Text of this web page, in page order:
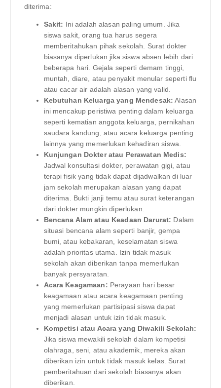
diterima:
Sakit: Ini adalah alasan paling umum. Jika
siswa sakit, orang tua harus segera
memberitahukan pihak sekolah. Surat dokter
biasanya diperlukan jika siswa absen lebih dari
beberapa hari. Gejala seperti demam tinggi,
muntah, diare, atau penyakit menular seperti flu
atau cacar air adalah alasan yang valid.
Kebutuhan Keluarga yang Mendesak: Alasan
ini mencakup peristiwa penting dalam keluarga
seperti kematian anggota keluarga, pernikahan
saudara kandung, atau acara keluarga penting
lainnya yang memerlukan kehadiran siswa.
Kunjungan Dokter atau Perawatan Medis:
Jadwal konsultasi dokter, perawatan gigi, atau
terapi fisik yang tidak dapat dijadwalkan di luar
jam sekolah merupakan alasan yang dapat
diterima. Bukti janji temu atau surat keterangan
dari dokter mungkin diperlukan.
Bencana Alam atau Keadaan Darurat: Dalam
situasi bencana alam seperti banjir, gempa
bumi, atau kebakaran, keselamatan siswa
adalah prioritas utama. Izin tidak masuk
sekolah akan diberikan tanpa memerlukan
banyak persyaratan.
Acara Keagamaan: Perayaan hari besar
keagamaan atau acara keagamaan penting
yang memerlukan partisipasi siswa dapat
menjadi alasan untuk izin tidak masuk.
Kompetisi atau Acara yang Diwakili Sekolah:
Jika siswa mewakili sekolah dalam kompetisi
olahraga, seni, atau akademik, mereka akan
diberikan izin untuk tidak masuk kelas. Surat
pemberitahuan dari sekolah biasanya akan
diberikan.